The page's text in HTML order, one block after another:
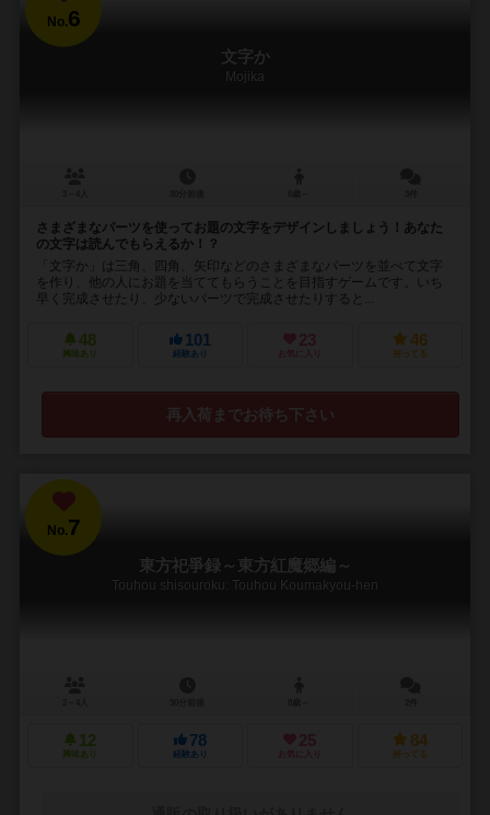
No.6
文字か
Mojika
さまざまなパーツを使ってお題の文字をデザインしましょう！あなた
の文字は読んでもらえるか！？
「文字か」は三角、四角、矢印などのさまざまなパーツを並べて文字
を作り、他の人にお題を当ててもらうことを目指すゲームです。いち
早く完成させたり、少ないパーツで完成させたりすると...
48
興味あり
101
経験あり
23
お気に入り
46
持ってる
再入荷までお待ち下さい
No.7
東方祀爭録～東方紅魔郷編～
Touhou shisouroku: Touhou Koumakyou-hen
12
興味あり
78
経験あり
25
お気に入り
84
持ってる